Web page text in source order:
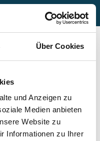
Über Cookies
und Anzeigen zu
Medien anbieten
Website zu
Informationen zu Ihrer